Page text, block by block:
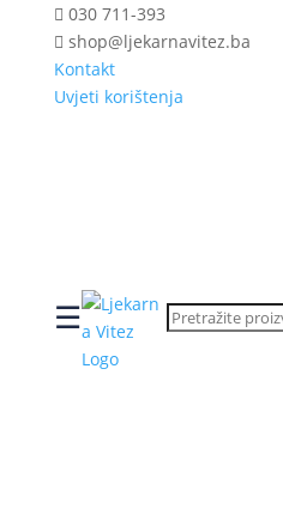
030 711-393
shop@ljekarnavitez.ba
Kontakt
Uvjeti korištenja
☰